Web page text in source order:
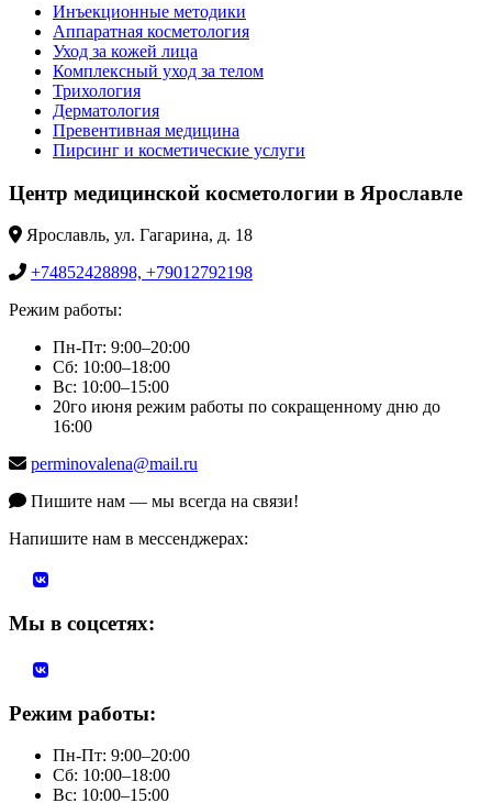
Инъекционные методики
Аппаратная косметология
Уход за кожей лица
Комплексный уход за телом
Трихология
Дерматология
Превентивная медицина
Пирсинг и косметические услуги
Центр медицинской косметологии в Ярославле
Ярославль, ул. Гагарина, д. 18
+74852428898, +79012792198
Режим работы:
Пн-Пт: 9:00–20:00
Сб: 10:00–18:00
Вс: 10:00–15:00
20го июня режим работы по сокращенному дню до
16:00
perminovalena@mail.ru
Пишите нам — мы всегда на связи!
Напишите нам в мессенджерах:
Мы в соцсетях:
Режим работы:
Пн-Пт: 9:00–20:00
Сб: 10:00–18:00
Вс: 10:00–15:00